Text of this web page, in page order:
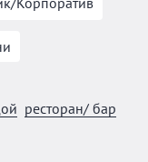
ресторан/ бар